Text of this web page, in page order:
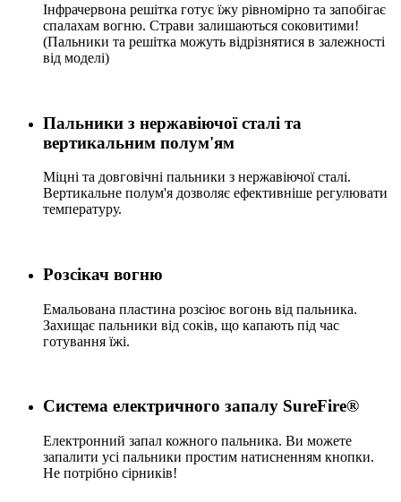
Інфрачервона решітка готує їжу рівномірно та запобігає
спалахам вогню. Страви залишаються соковитими!
(Пальники та решітка можуть відрізнятися в залежності
від моделі)
Пальники з нержавіючої сталі та
вертикальним полум'ям
Міцні та довговічні пальники з нержавіючої сталі.
Вертикальне полум'я дозволяє ефективніше регулювати
температуру.
Розсікач вогню
Емальована пластина розсіює вогонь від пальника.
Захищає пальники від соків, що капають під час
готування їжі.
Система електричного запалу SureFire®
Електронний запал кожного пальника. Ви можете
запалити усі пальники простим натисненням кнопки.
Не потрібно сірників!